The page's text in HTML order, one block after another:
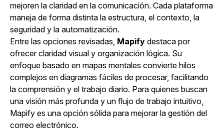
mejoren la claridad en la comunicación. Cada plataforma
maneja de forma distinta la estructura, el contexto, la
seguridad y la automatización.
Entre las opciones revisadas, Mapify destaca por
ofrecer claridad visual y organización lógica. Su
enfoque basado en mapas mentales convierte hilos
complejos en diagramas fáciles de procesar, facilitando
la comprensión y el trabajo diario. Para quienes buscan
una visión más profunda y un flujo de trabajo intuitivo,
Mapify es una opción sólida para mejorar la gestión del
correo electrónico.